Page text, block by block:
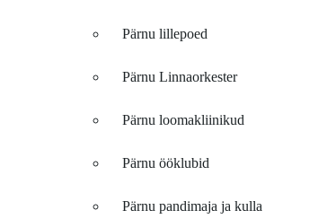
Pärnu lillepoed
Pärnu Linnaorkester
Pärnu loomakliinikud
Pärnu ööklubid
Pärnu pandimaja ja kulla